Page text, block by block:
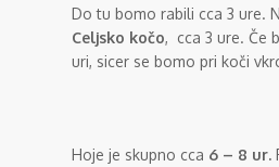
Do tu bomo rabili cca 3 ure.
Celjsko kočo, cca 3 ure. Če
uri, sicer se bomo pri koči
Hoje je skupno cca 6 – 8 ur.